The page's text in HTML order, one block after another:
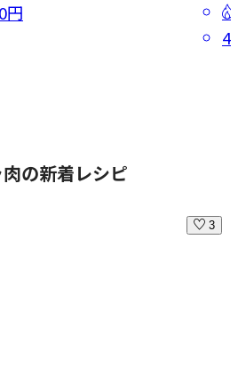
円
の新着レシピ
3